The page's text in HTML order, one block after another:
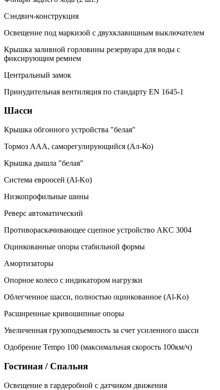
Сэндвич-конструкция
Освещение под маркизой с двухклавишным выключателем
Крышка заливной горловины резервуара для воды с
фиксирующим ремнем
Центральный замок
Принудительная вентиляция по стандарту EN 1645-1
Шасси
Крышка обгонного устройства "белая"
Тормоз ААА, саморегулирующийся (Ал-Ко)
Крышка дышла "белая"
Система евроосей (Al-Ko)
Низкопрофильные шины
Реверс автоматический
Противораскачивающее сцепное устройство AKC 3004
Оцинкованные опоры стабильной формы
Амортизаторы
Опорное колесо с индикатором нагрузки
Облегченное шасси, полностью оцинкованное (Al-Ko)
Расширенные кривошипные опоры
Увеличенная грузоподъемность за счет усиленного шасси
Одобрение Tempo 100 (максимальная скорость 100км/ч)
Гостиная / Спальня
Освещение в гардеробной с датчиком движения